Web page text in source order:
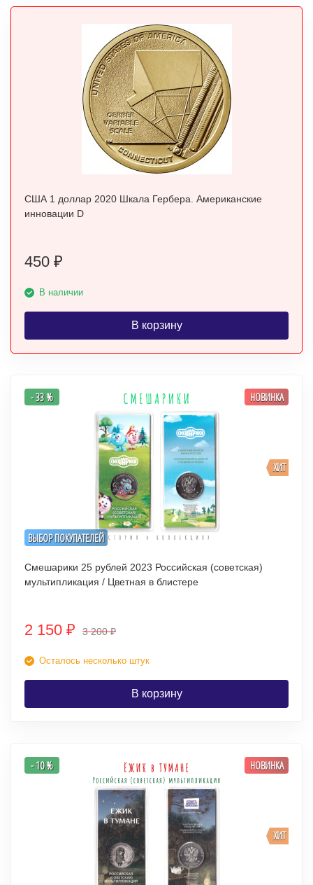
США 1 доллар 2020 Шкала Гербера. Американские
инновации D
450 ₽
В наличии
В корзину
ВЫБОР ПОКУПАТЕЛЕЙ
ХИТ
- 33 % НОВИНКА
Смешарики 25 рублей 2023 Российская (советская)
мультипликация / Цветная в блистере
2 150 ₽ 3 200₽
Осталось несколько штук
В корзину
ХИТ
- 10 % НОВИНКА